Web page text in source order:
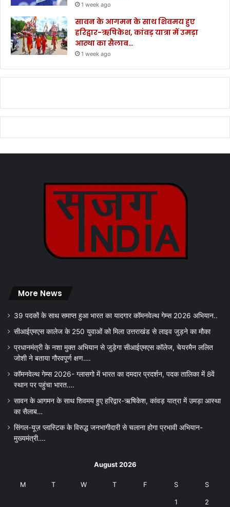
1 week ago
सावन के आगमन के साथ शिवमय हुए
हरिद्वार-ऋषिकेश, कांवड़ यात्रा में उमड़ा
आस्था का सैलाब…
1 week ago
More News
39 पदकों के साथ समाप्त हुआ भारत का यादगार कॉमनवेल्थ गेम्स 2026 अभियान..
सीआईएमएस कालेज के 250 युवाओं को मिला उत्तराखंड से लाइव जुड़ने का मौका
प्रधानमंत्री के नशा मुक्त अभियान से जुड़ेगा सीआईएमएस कॉलेज, चेयरमैन ललित
जोशी ने बताया गौरवपूर्ण क्षण….
कॉमनवेल्थ गेम्स 2026- ग्लासगो में भारत का दमदार प्रदर्शन, पदक तालिका में 8वें
स्थान पर पहुंचा भारत….
सावन के आगमन के साथ शिवमय हुए हरिद्वार-ऋषिकेश, कांवड़ यात्रा में उमड़ा आस्था
का सैलाब…
सिंगल-यूज़ प्लास्टिक के विरुद्ध जनभागीदारी से चलाना होगा प्रभावी अभियान-
मुख्यमंत्री….
August 2026
M T W T F S S
1 2